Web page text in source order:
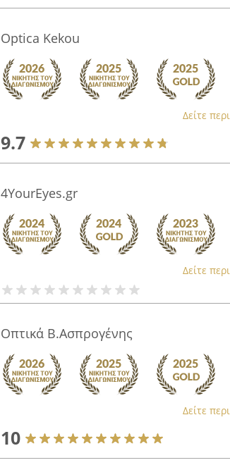
Optica Kekou
Δείτε
9.7
4YourEyes.gr
Δείτε
Οπτικά Β.Ασπρογένης
Δείτε
10